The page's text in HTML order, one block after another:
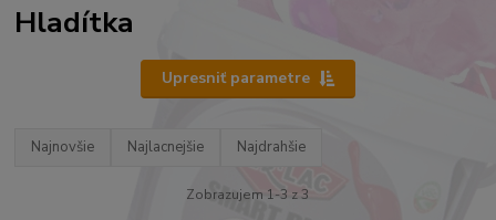
Hladítka
Upresniť parametre
Najnovšie Najlacnejšie Najdrahšie
Zobrazujem 1-3 z 3